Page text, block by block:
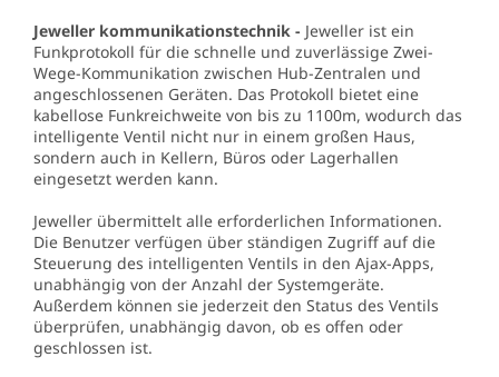
Jeweller kommunikationstechnik - Jeweller ist ein
Funkprotokoll für die schnelle und zuverlässige Zwei-
Wege-Kommunikation zwischen Hub-Zentralen und
angeschlossenen Geräten. Das Protokoll bietet eine
kabellose Funkreichweite von bis zu 1100m, wodurch das
intelligente Ventil nicht nur in einem großen Haus,
sondern auch in Kellern, Büros oder Lagerhallen
eingesetzt werden kann.
Jeweller übermittelt alle erforderlichen Informationen.
Die Benutzer verfügen über ständigen Zugriff auf die
Steuerung des intelligenten Ventils in den Ajax-Apps,
unabhängig von der Anzahl der Systemgeräte.
Außerdem können sie jederzeit den Status des Ventils
überprüfen, unabhängig davon, ob es offen oder
geschlossen ist.